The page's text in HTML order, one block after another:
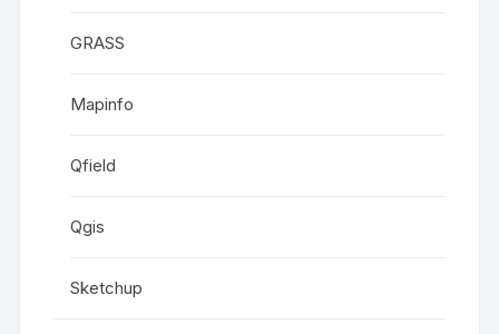
GRASS
Mapinfo
Qfield
Qgis
Sketchup